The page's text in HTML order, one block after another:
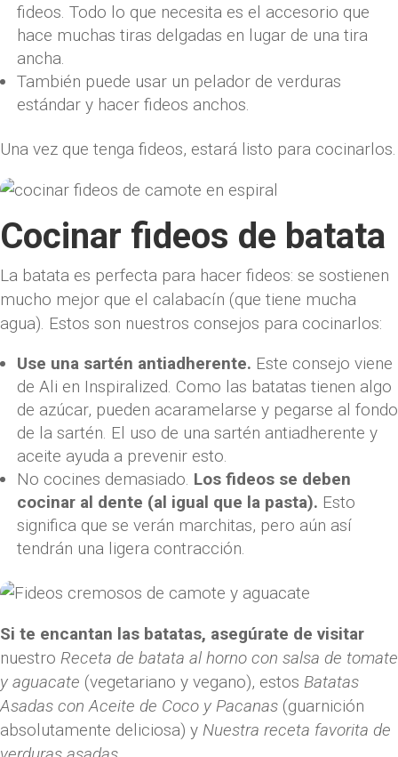
fideos. Todo lo que necesita es el accesorio que
hace muchas tiras delgadas en lugar de una tira
ancha.
También puede usar un pelador de verduras
estándar y hacer fideos anchos.
Una vez que tenga fideos, estará listo para cocinarlos.
Cocinar fideos de batata
La batata es perfecta para hacer fideos: se sostienen
mucho mejor que el calabacín (que tiene mucha
agua). Estos son nuestros consejos para cocinarlos:
Use una sartén antiadherente. Este consejo viene
de Ali en Inspiralized. Como las batatas tienen algo
de azúcar, pueden acaramelarse y pegarse al fondo
de la sartén. El uso de una sartén antiadherente y
aceite ayuda a prevenir esto.
No cocines demasiado. Los fideos se deben
cocinar al dente (al igual que la pasta). Esto
significa que se verán marchitas, pero aún así
tendrán una ligera contracción.
Si te encantan las batatas, asegúrate de visitar
nuestro Receta de batata al horno con salsa de tomate
y aguacate (vegetariano y vegano), estos Batatas
Asadas con Aceite de Coco y Pacanas (guarnición
absolutamente deliciosa) y Nuestra receta favorita de